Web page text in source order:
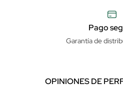
Pago
Garantía de
OPINIONES DE